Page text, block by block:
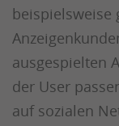
beispielsweise
ausgespielten
der User
auf sozialen